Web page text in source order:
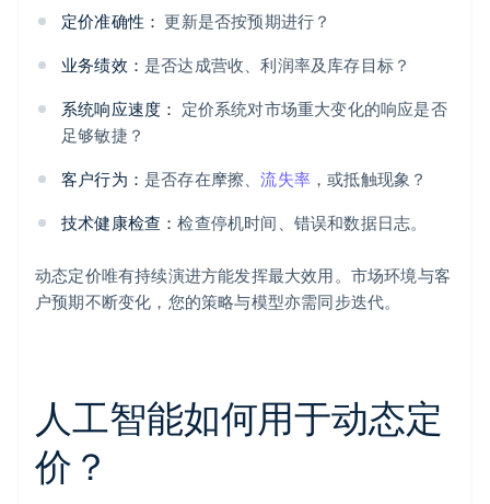
定价准确性： 更新是否按预期进行？
业务绩效： 是否达成营收、利润率及库存目标？
系统响应速度： 定价系统对市场重大变化的响应是否
足够敏捷？
客户行为： 是否存在摩擦、流失率 ，或抵触现象？
技术健康检查：检查停机时间、错误和数据日志。
动态定价唯有持续演进方能发挥最大效用。市场环境与客
户预期不断变化，您的策略与模型亦需同步迭代。
人工智能如何用于动态定
价？